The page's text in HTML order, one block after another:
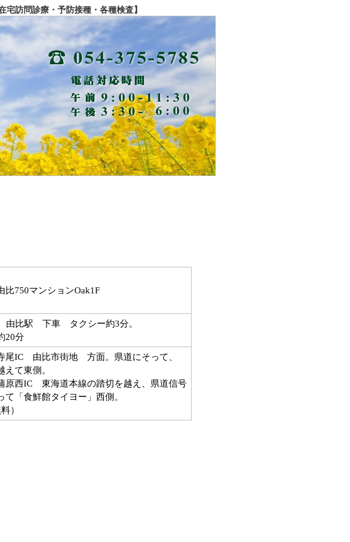
訪問診療・予防接種・各種検査】
比750マンションOak1F
比駅 下車 タクシー約3分。
20分
尾IC 由比市街地 方面。県道にそって、
えて東側。
西IC 東海道本線の踏切を越え、県道信号
「食鮮館タイヨー」西側。
）